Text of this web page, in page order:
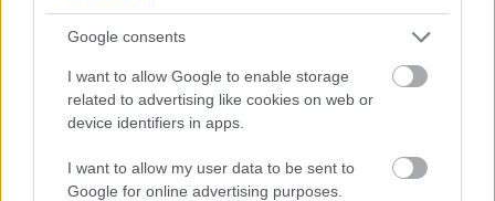
Google consents
I want to allow Google to enable storage
related to advertising like cookies on web or
device identifiers in apps.
I want to allow my user data to be sent to
Google for online advertising purposes.
Bármilyen meglepő, a légellenállssal eddig nem
igazán foglakoztak az elektromos motorok
tervezésénél.